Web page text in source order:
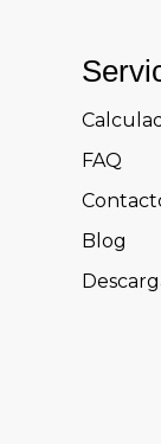
FAQ
Blog